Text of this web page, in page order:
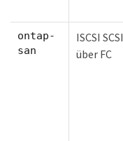
ontap-
san
ISCSI SCSI
über FC